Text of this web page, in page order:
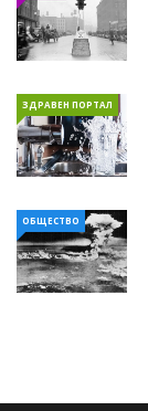
ЗДРАВЕН ПОРТАЛ
ОБЩЕСТВО